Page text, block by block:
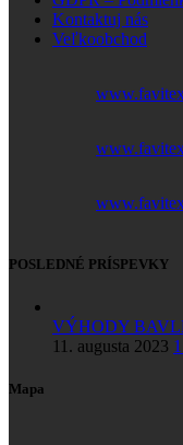
Kontaktuj nás
Veľkoobchod
POSLEDNÉ PRÍSPEVKY
VÝHODY
11. augusta 2023
Mapa